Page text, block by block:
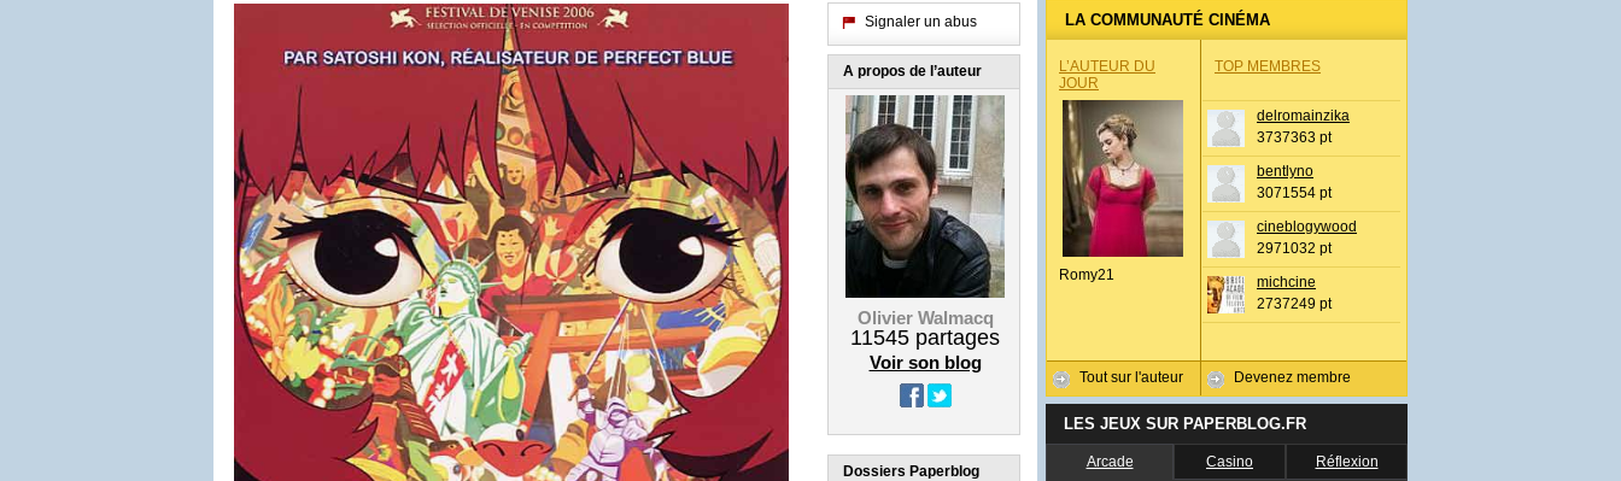
Signaler un abus
A propos de l’auteur
Olivier Walmacq
11545 partages
Voir son blog
Dossiers Paperblog
LA COMMUNAUTÉ CINÉMA
L’AUTEUR DU
JOUR
Romy21
Tout sur l'auteur
TOP MEMBRES
delromainzika
3737363 pt
bentlyno
3071554 pt
cineblogywood
2971032 pt
michcine
2737249 pt
Devenez membre
LES JEUX SUR PAPERBLOG.FR
Arcade Casino Réflexion